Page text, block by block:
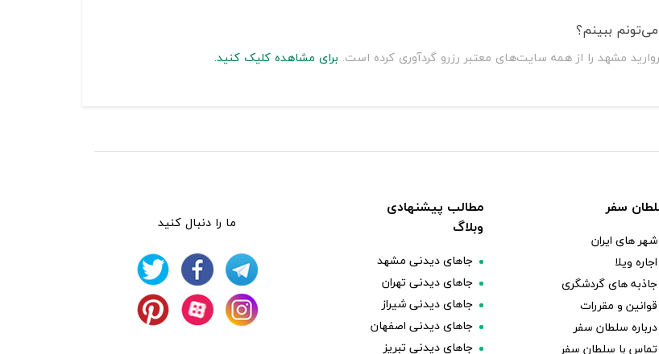
ببینم؟
مشهد را از همه سایت‌های معتبر رزرو گردآوری کرده است. برای مشاهده کلیک کنید.
سفر
شهر های ایران
اجاره ویلا
جاذبه های گردشگری
قوانین و مقررات
درباره سلطان سفر
تماس با سلطان سفر
مطالب پیشنهادی
وبلاگ
جاهای دیدنی مشهد
جاهای دیدنی تهران
جاهای دیدنی شیراز
جاهای دیدنی اصفهان
جاهای دیدنی تبریز
ما را دنبال کنید